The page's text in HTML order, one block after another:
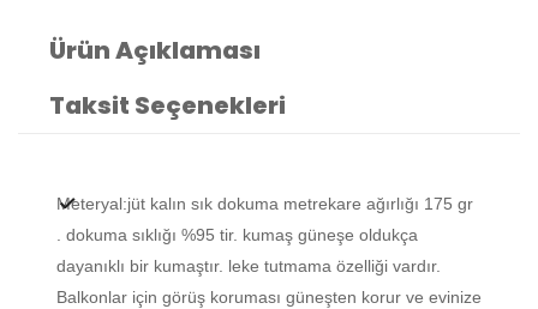
Ürün Açıklaması
Taksit Seçenekleri
Meteryal:jüt kalın sık dokuma metrekare ağırlığı 175 gr
. dokuma sıklığı %95 tir. kumaş güneşe oldukça
dayanıklı bir kumaştır. leke tutmama özelliği vardır.
Balkonlar için görüş koruması güneşten korur ve evinize